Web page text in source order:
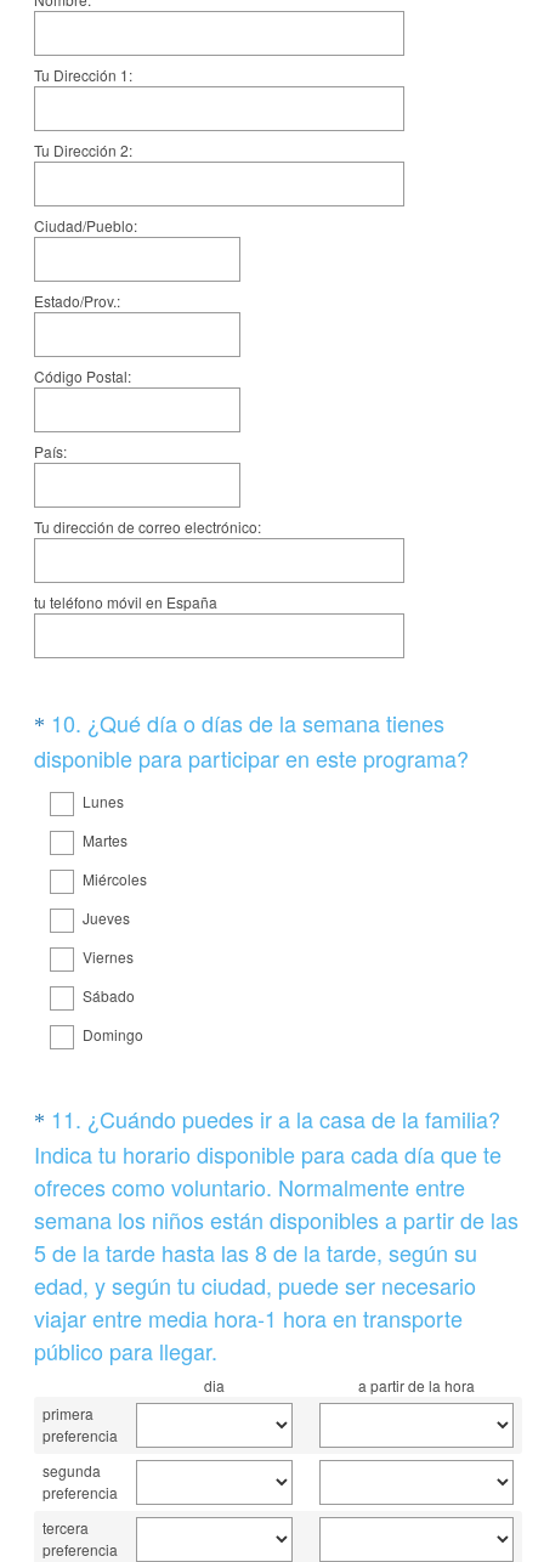
Tu Dirección 1:
Tu Dirección 2:
Ciudad/Pueblo:
Estado/Prov.:
Código Postal:
País:
Tu dirección de correo electrónico:
tu teléfono móvil en España
Question
Title
* 10. ¿Qué día o días de la semana tienes
disponible para participar en este programa?
o
)
Lunes
Martes
Miércoles
Jueves
Viernes
Sábado
Domingo
Question
Title
* 11. ¿Cuándo puedes ir a la casa de la familia?
Indica tu horario disponible para cada día que te
ofreces como voluntario. Normalmente entre
semana los niños están disponibles a partir de las
5 de la tarde hasta las 8 de la tarde, según su
edad, y según tu ciudad, puede ser necesario
viajar entre media hora-1 hora en transporte
público para llegar.
O
b
l
g
dia
a partir de la hora
primera
preferencia
segunda
preferencia
tercera
preferencia